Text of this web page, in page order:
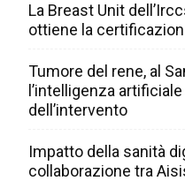
La Breast Unit
ottiene la
Tumore del rene, al
l’intelligenza
dell’intervento
Impatto della sanità
collaborazione tra